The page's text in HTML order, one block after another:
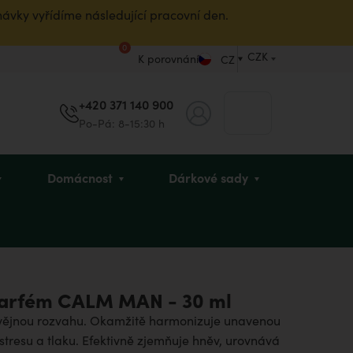
vyřídíme následující pracovní den.
0
K porovnání CZ CZK
+420 371 140 900
Po-Pá: 8-15:30 h
BELAIR PUR Exclusive
Parfémy
Menopauza
chlapce
Domácnost Dárkové sady
Dárkové sady
CALM MAN - 30 ml
rozvahu. Okamžitě harmonizuje unavenou
a tlaku. Efektivně zjemňuje hněv, urovnává